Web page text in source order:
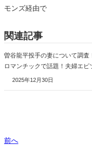
モンズ経由で
関連記事
曽谷龍平投手の妻について調
ロマンチックで話題！夫婦エ
2025年12月30日
前へ